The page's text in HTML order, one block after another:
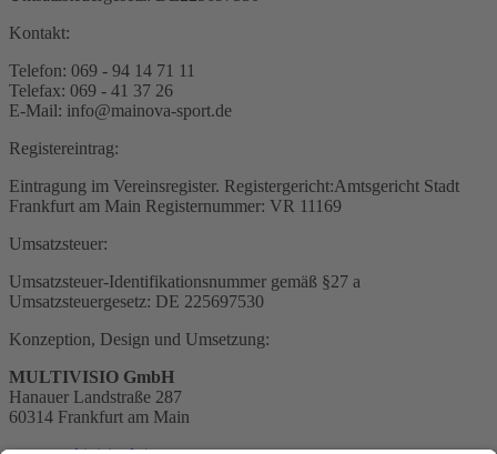
Kontakt:
Telefon: 069 - 94 14 71 11
Telefax: 069 - 41 37 26
E-Mail: info@mainova-sport.de
Registereintrag:
Eintragung im Vereinsregister. Registergericht:Amtsgericht Stadt
Frankfurt am Main Registernummer: VR 11169
Umsatzsteuer:
Umsatzsteuer-Identifikationsnummer gemäß §27 a
Umsatzsteuergesetz: DE 225697530
Konzeption, Design und Umsetzung:
MULTIVISIO GmbH
Hanauer Landstraße 287
60314 Frankfurt am Main